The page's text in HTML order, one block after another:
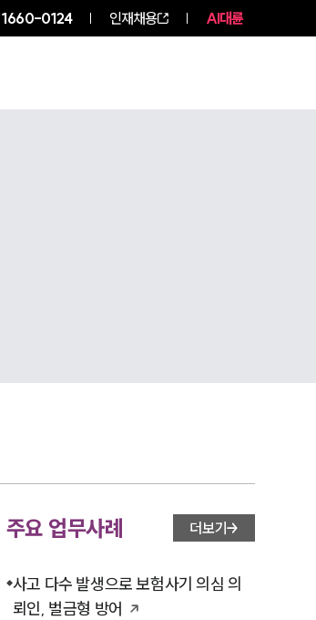
1660-0124 인재채용 AI대륜
주요 업무사례 더보기
사고 다수 발생으로 보험사기 의심 의
뢰인, 벌금형 방어